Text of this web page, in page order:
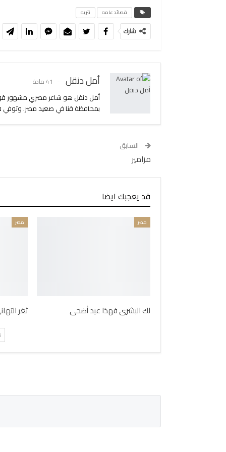
قصائد عامه نثريه
شارك
أمل دنقل 41 مادة
بمحافظة قنا في صعيد مصر. وتوفي في 21 مايو عام 1983م عن عمر 43 سنة. زوجته هي الصحفية عبلة
السابق
مزامير
قد يعجبك ايضا
مصر
لك البشرى فهذا عيد أضحى
مصر
ثغر